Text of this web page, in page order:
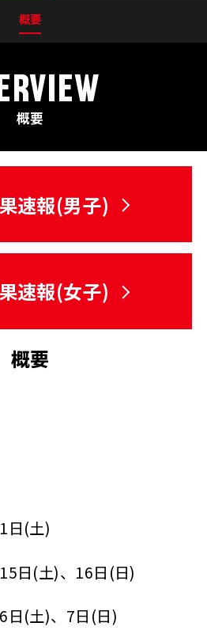
概要
概要
速報(男子)
速報(女子)
概要
日(土)
日(土)、16日(日)
日(土)、7日(日)